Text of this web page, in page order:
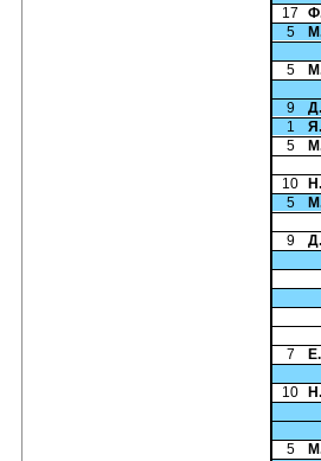
17
5
5
9
1
5
10
5
9
7
10
5